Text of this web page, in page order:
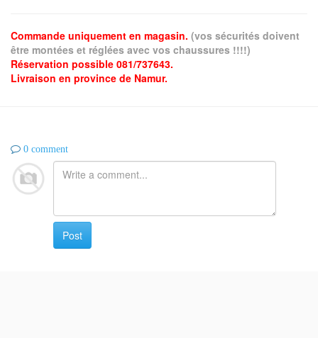
Commande uniquement en magasin. (vos sécurités doivent
être montées et réglées avec vos chaussures !!!!)
Réservation possible 081/737643.
Livraison en province de Namur.
0 comment
Post